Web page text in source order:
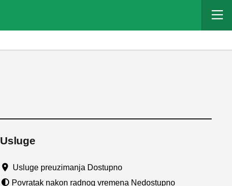
Usluge
Usluge preuzimanja Dostupno
Povratak nakon radnog vremena Nedostupno